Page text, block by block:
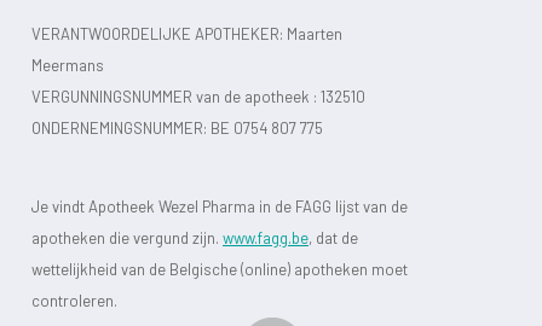
VERANTWOORDELIJKE APOTHEKER: Maarten
Meermans
VERGUNNINGSNUMMER van de apotheek : 132510
ONDERNEMINGSNUMMER: BE 0754 807 775
Je vindt Apotheek Wezel Pharma in de FAGG lijst van de
apotheken die vergund zijn. www.fagg.be, dat de
wettelijkheid van de Belgische (online) apotheken moet
controleren.